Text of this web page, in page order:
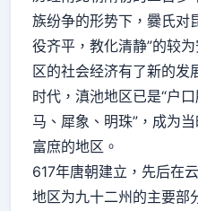
族纷争的形势下，爨氏对
役齐平，教化清静”的较
区的社会经济有了新的发
时代，滇池地区已是“户
马、犀象、明珠”，成为
富庶的地区。
617年唐朝建立，先后在
地区为九十二州的主要部